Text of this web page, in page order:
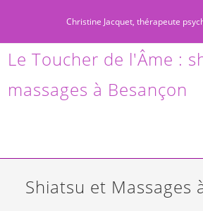
Christine Jacquet, thérapeute
Le Toucher de l'Âme :
massages à Besançon
Shiatsu et Massages